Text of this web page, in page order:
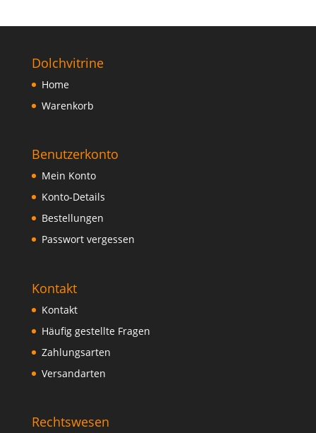
Dolchvitrine
Home
Warenkorb
Benutzerkonto
Mein Konto
Konto-Details
Bestellungen
Passwort vergessen
Kontakt
Kontakt
Häufig gestellte Fragen
Zahlungsarten
Versandarten
Rechtswesen